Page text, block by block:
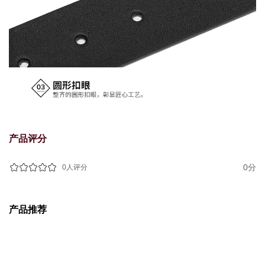
产品评分
0人评分 0分
产品推荐